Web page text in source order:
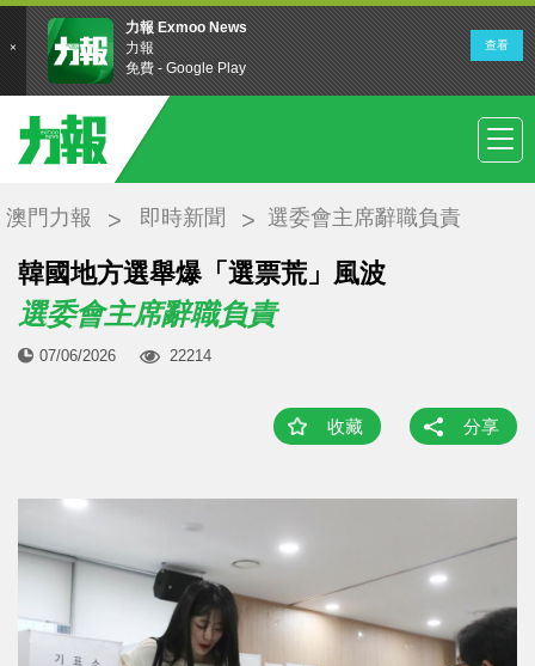
澳門力報 即時新聞 選委會主席辭職負責
韓國地方選舉爆「選票荒」風波
選委會主席辭職負責
07/06/2026 22214
收藏 分享